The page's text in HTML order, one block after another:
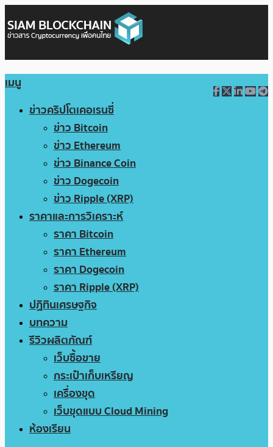
เมนู
ข่าวคริปโตเคอเรนซี่
ข่าว Bitcoin
ข่าว Ethereum
ข่าว Binance Coin
ข่าว Dogecoin
ข่าว Ripple (XRP)
ราคาและการวิเคราะห์
ราคา Bitcoin
ราคา Ethereum
ราคา Dogecoin
ราคา Ripple (XRP)
ปฏิทินเศรษฐกิจ
บทความ
รีวิวผลิตภัณฑ์
เว็บซื้อขาย
กระเป๋าเก็บเหรียญ
เครื่องขุด
เว็บขุดแบบ Cloud Mining
ห้องเรียน